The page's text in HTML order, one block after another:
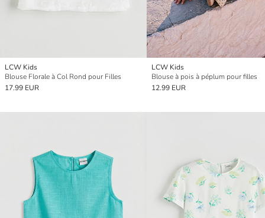
LCW Kids
Blouse Florale à Col Rond pour Filles
17.99 EUR
LCW Kids
Blouse à pois à péplum pour filles
12.99 EUR